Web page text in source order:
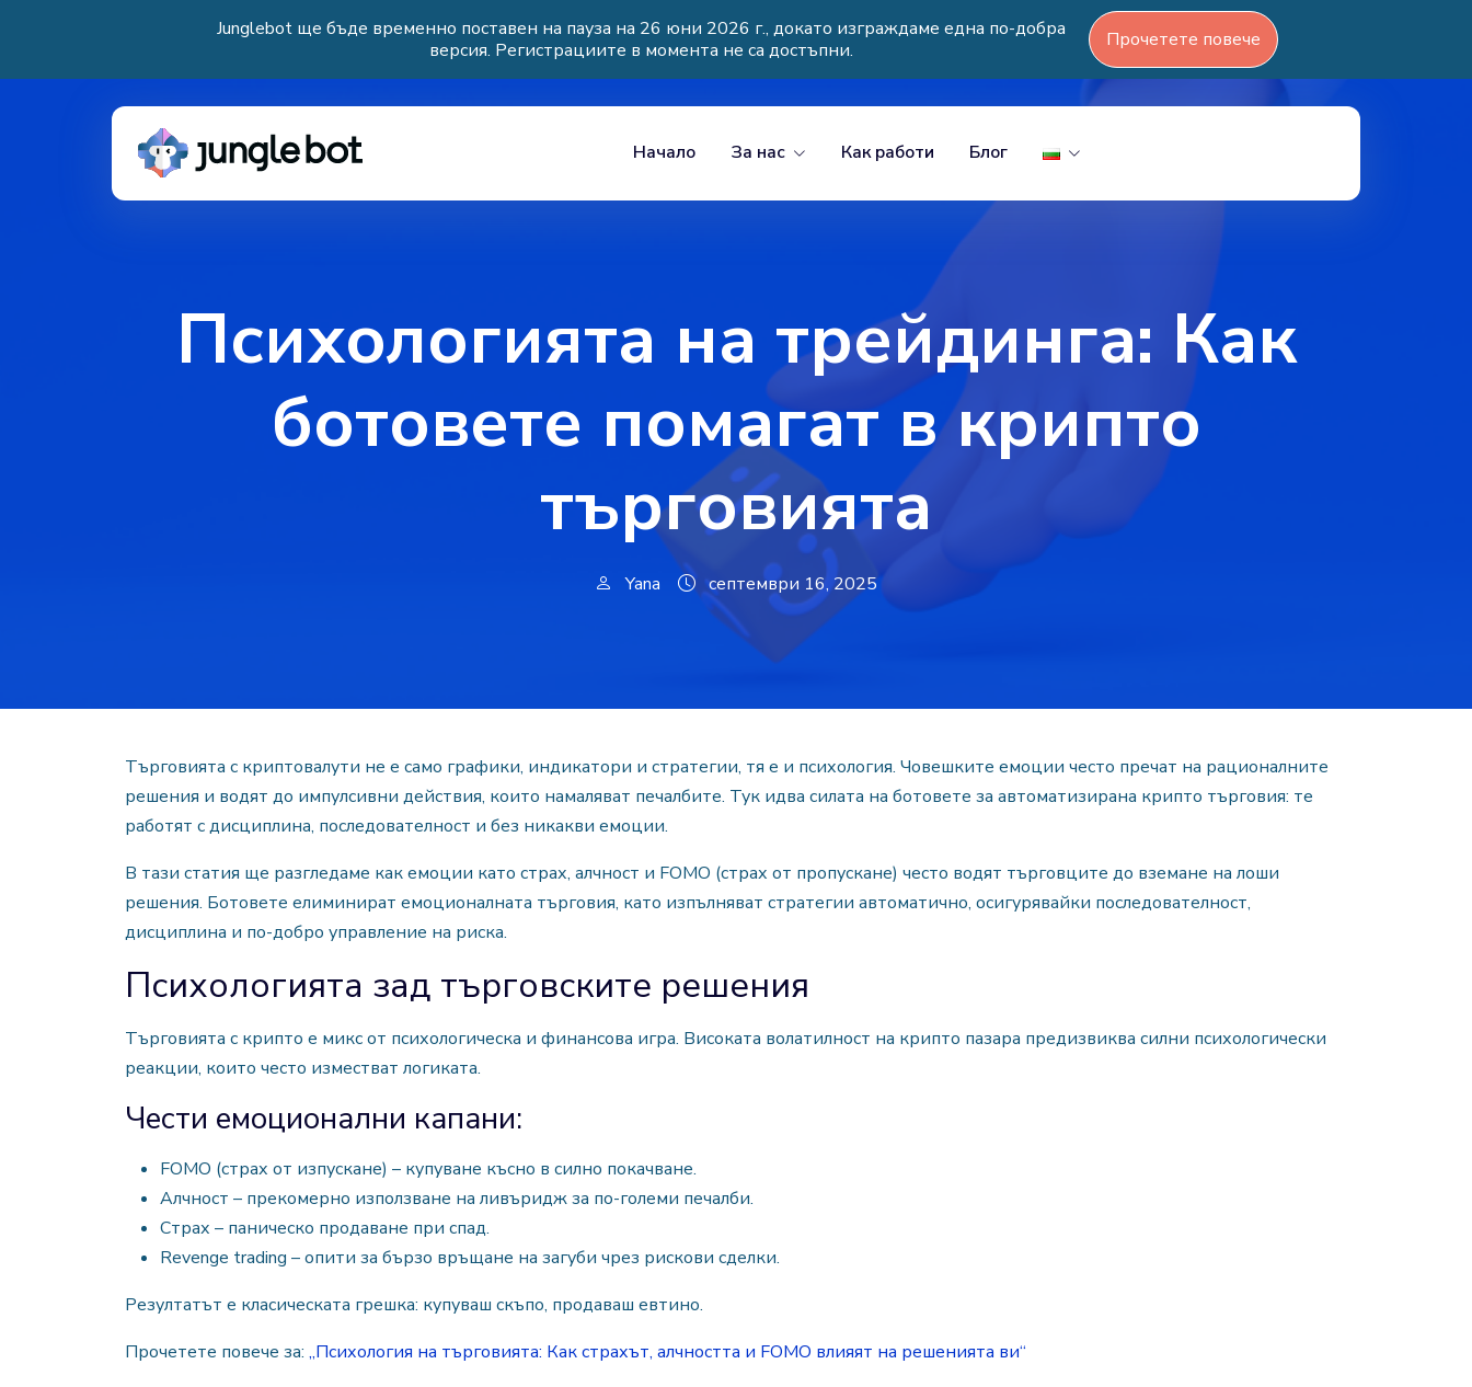
Junglebot ще бъде временно поставен на пауза на 26 юни 2026 г., докато изграждаме една по-добра
версия. Регистрациите в момента не са достъпни.
Прочетете повече
Начало За нас Как работи Блог
Психологията на трейдинга: Как
ботовете помагат в крипто
търговията
Yana септември 16, 2025
Търговията с криптовалути не е само графики, индикатори и стратегии, тя е и психология. Човешките емоции често пречат на рационалните
решения и водят до импулсивни действия, които намаляват печалбите. Тук идва силата на ботовете за автоматизирана крипто търговия: те
работят с дисциплина, последователност и без никакви емоции.
В тази статия ще разгледаме как емоции като страх, алчност и FOMO (страх от пропускане) често водят търговците до вземане на лоши
решения. Ботовете елиминират емоционалната търговия, като изпълняват стратегии автоматично, осигурявайки последователност,
дисциплина и по-добро управление на риска.
Психологията зад търговските решения
Търговията с крипто е микс от психологическа и финансова игра. Високата волатилност на крипто пазара предизвиква силни психологически
реакции, които често изместват логиката.
Чести емоционални капани:
FOMO (страх от изпускане) – купуване късно в силно покачване.
Алчност – прекомерно използване на ливъридж за по-големи печалби.
Страх – паническо продаване при спад.
Revenge trading – опити за бързо връщане на загуби чрез рискови сделки.
Резултатът е класическата грешка: купуваш скъпо, продаваш евтино.
Прочетете повече за: „Психология на търговията: Как страхът, алчността и FOMO влияят на решенията ви“